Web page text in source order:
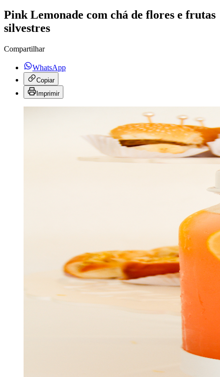
Pink Lemonade com chá de flores e frutas
silvestres
Compartilhar
WhatsApp
Copiar
Imprimir